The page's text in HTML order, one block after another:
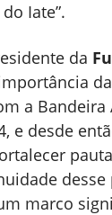
Iate”.
da
a Bandeira
e desde
marco